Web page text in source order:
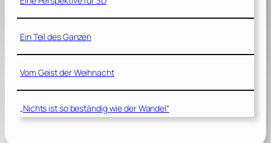
Ein Teil des Ganzen
Vom Geist der Weihnacht
„Nichts ist so beständig wie der Wandel“